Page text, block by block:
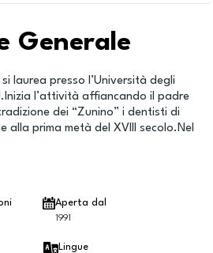
Generale
laurea presso l’Università degli
l’attività affiancando il padre
dei “Zunino” i dentisti di
alla prima metà del XVIII secolo.Nel
Aperta dal
1991
Lingue